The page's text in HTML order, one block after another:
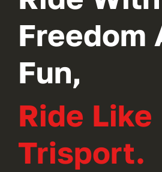
Freedom
Fun,
Ride
Trisport.